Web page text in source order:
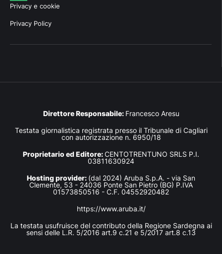
Privacy e cookie
Privacy Policy
Direttore Responsabile: Francesco Aresu
Testata giornalistica registrata presso il Tribunale di Cagliari
con autorizzazione n. 6950/18
Proprietario ed Editore:CENTOTRENTUNO SRLS P.I.
03811630924
Hosting provider: (dal 2024) Aruba S.p.A. - via San
Clemente, 53 - 24036 Ponte San Pietro (BG) P.IVA
01573850516 - C.F. 04552920482
https://www.aruba.it/
La testata usufruisce del contributo della Regione Sardegna ai
sensi delle L.R. 5/2016 art.9 c.21 e 5/2017 art.8 c.13